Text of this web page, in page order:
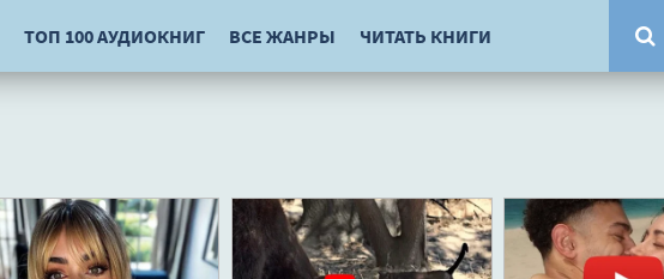
ТОП 100 АУДИОКНИГ ВСЕ ЖАНРЫ ЧИТАТЬ КНИГИ